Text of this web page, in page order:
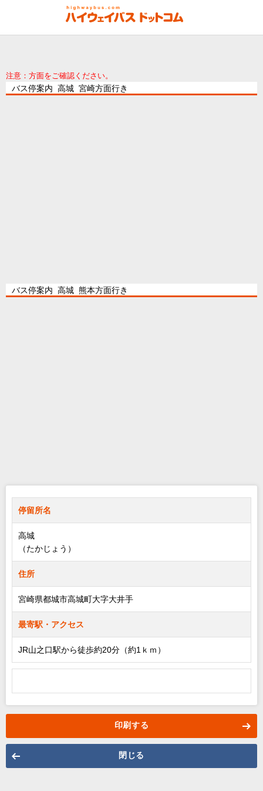
注意：方面をご確認ください。
バス停案内 高城 宮崎方面行き
バス停案内 高城 熊本方面行き
停留所名
高城
（たかじょう）
住所
宮崎県都城市高城町大字大井手
最寄駅・アクセス
JR山之口駅から徒歩約20分（約1ｋｍ）
印刷する
閉じる